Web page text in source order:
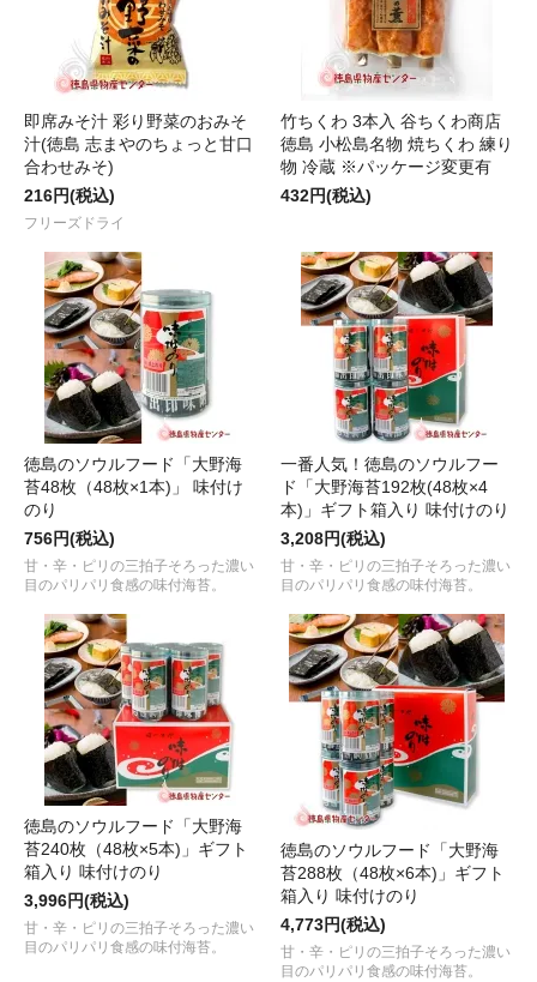
即席みそ汁 彩り野菜のおみそ
汁(徳島 志まやのちょっと甘口
合わせみそ)
216円(税込)
フリーズドライ
竹ちくわ 3本入 谷ちくわ商店
徳島 小松島名物 焼ちくわ 練り
物 冷蔵 ※パッケージ変更有
432円(税込)
徳島のソウルフード「大野海
苔48枚（48枚×1本)」 味付け
のり
756円(税込)
甘・辛・ピリの三拍子そろった濃い
目のパリパリ食感の味付海苔。
一番人気！徳島のソウルフー
ド「大野海苔192枚(48枚×4
本)」ギフト箱入り 味付けのり
3,208円(税込)
甘・辛・ピリの三拍子そろった濃い
目のパリパリ食感の味付海苔。
徳島のソウルフード「大野海
苔240枚（48枚×5本)」ギフト
箱入り 味付けのり
3,996円(税込)
甘・辛・ピリの三拍子そろった濃い
目のパリパリ食感の味付海苔。
徳島のソウルフード「大野海
苔288枚（48枚×6本)」ギフト
箱入り 味付けのり
4,773円(税込)
甘・辛・ピリの三拍子そろった濃い
目のパリパリ食感の味付海苔。